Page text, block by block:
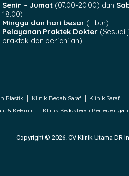
Senin – Jumat(07.00-20.00) dan
18.00)
Minggu dan hari besar(Libur)
Pelayanan Praktek Dokter(Sesuai
praktek dan perjanjian)
Plastik Klinik Bedah Saraf Klinik Saraf
& Kelamin Klinik Kedokteran Penerbangan
Copyright © 2026. CV Klinik Utama DR